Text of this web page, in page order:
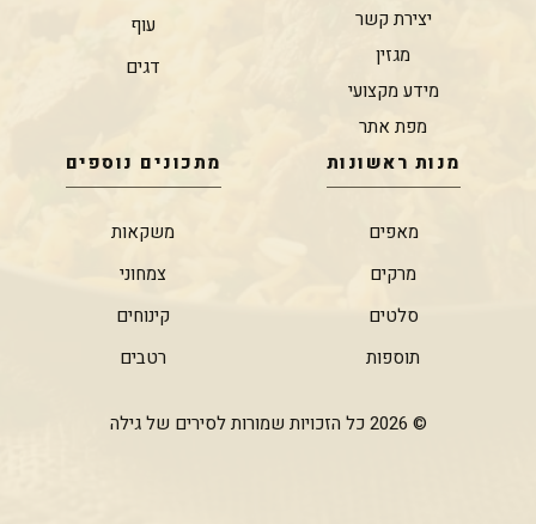
יצירת קשר
מגזין
מידע מקצועי
מפת אתר
עוף
דגים
מנות ראשונות
מאפים
מרקים
סלטים
תוספות
מתכונים נוספים
משקאות
צמחוני
קינוחים
רטבים
© 2026 כל הזכויות שמורות לסירים של גילה